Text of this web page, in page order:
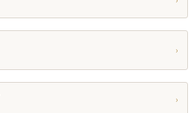
›
›